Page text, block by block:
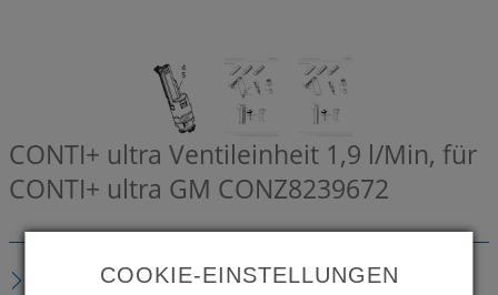
CONTI+ ultra Ventileinheit 1,9 l/Min, für
CONTI+ ultra GM CONZ8239672
BESCHREIBUNG
COOKIE-EINSTELLUNGEN